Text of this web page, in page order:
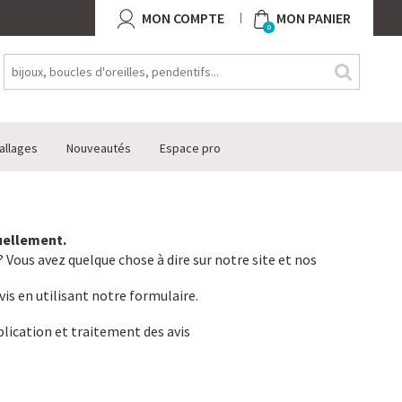
MON COMPTE 0 MON PANIER
Nouveautés Espace pro
Vous avez quelque chose à dire sur notre site et nos
en utilisant notre formulaire.
et traitement des avis